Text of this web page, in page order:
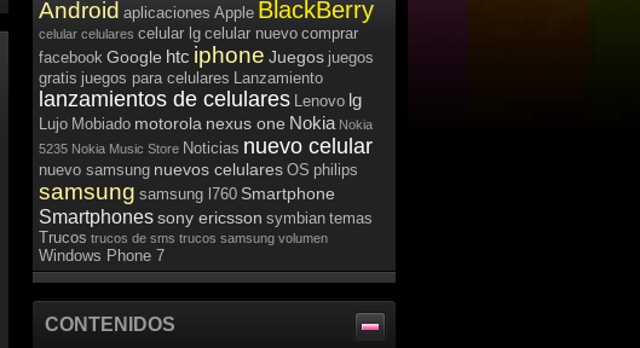
Android aplicaciones Apple BlackBerry
celular celulares celular lg celular nuevo comprar
facebook Google htc iphone Juegos juegos
gratis juegos para celulares Lanzamiento
lanzamientos de celulares Lenovo lg
Lujo Mobiado motorola nexus one Nokia Nokia
5235 Nokia Music Store Noticias nuevo celular
nuevo samsung nuevos celulares OS philips
samsung samsung l760 Smartphone
Smartphonessony ericsson symbian temas
Trucos trucos de sms trucos samsung volumen
Windows Phone 7
CONTENIDOS